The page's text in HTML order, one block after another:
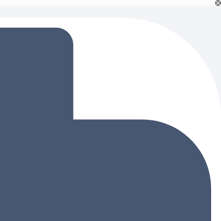
Skip